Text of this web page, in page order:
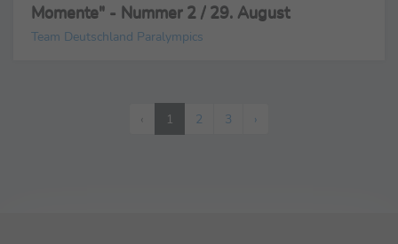
Momente" - Nummer 2 / 29. August
Team Deutschland Paralympics
‹ 1 2 3 ›